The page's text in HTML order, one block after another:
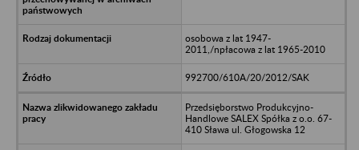
osobowa z lat 1947-
2011,/npłacowa z lat 1965-2010
992700/610A/20/2012/SAK
Przedsięborstwo Produkcyjno-
Handlowe SALEX Spółka z o.o. 67-
410 Sława ul. Głogowska 12